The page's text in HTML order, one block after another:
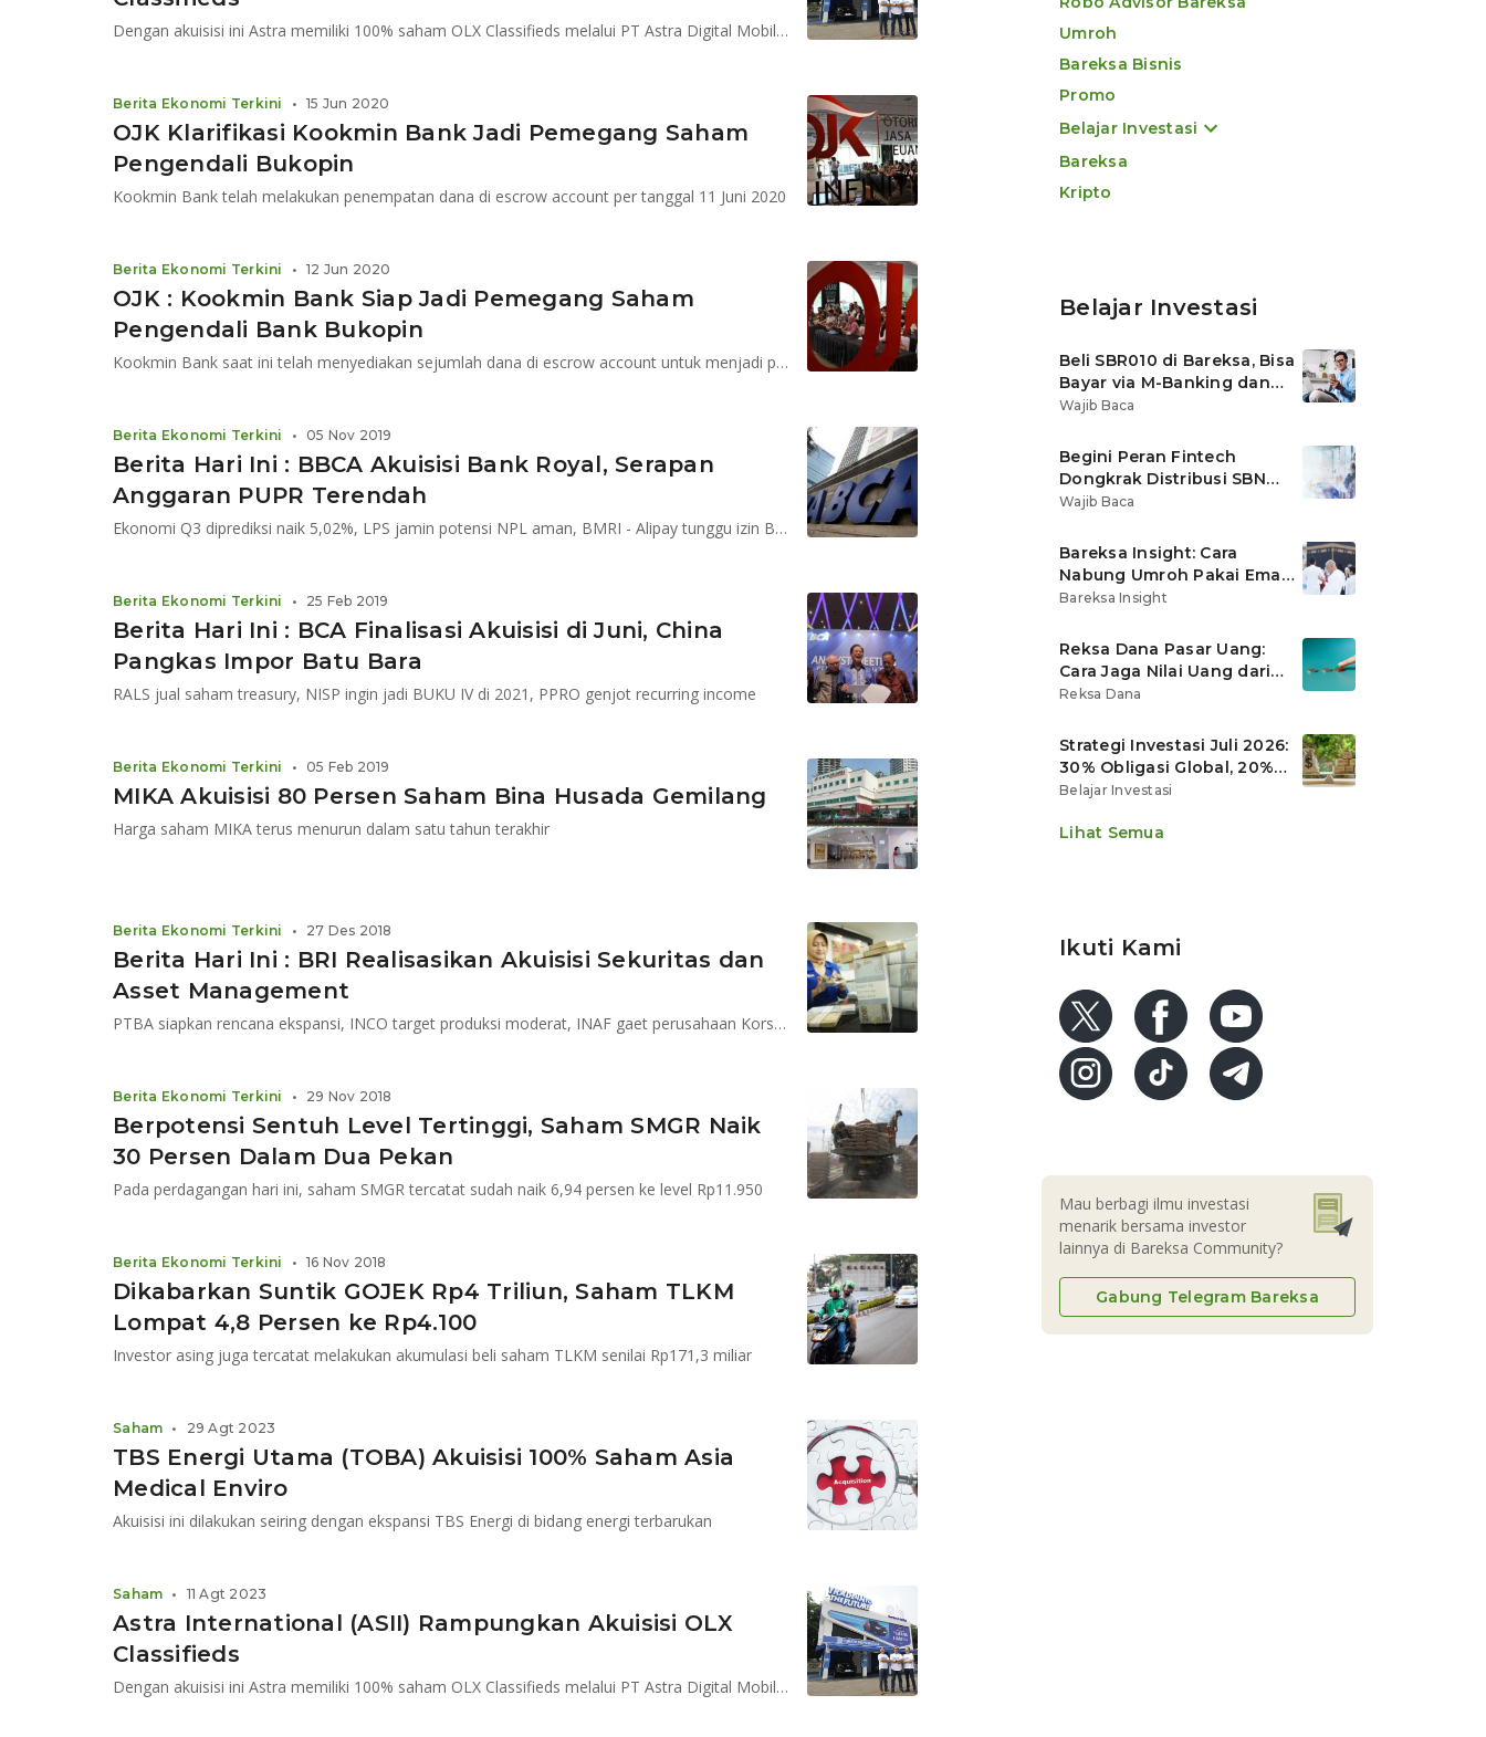
Dengan akuisisi ini Astra memiliki 100% saham OLX Classifieds melalui PT Astra Digital Mobil 99,98% dan PT Astra Digital Internasional 0,02%
OJK Klarifikasi Kookmin Bank Jadi Pemegang Saham
Pengendali Bukopin
Kookmin Bank telah melakukan penempatan dana di escrow account per tanggal 11 Juni 2020
Berita Ekonomi Terkini • 15 Jun 2020
OJK : Kookmin Bank Siap Jadi Pemegang Saham
Pengendali Bank Bukopin
Kookmin Bank saat ini telah menyediakan sejumlah dana di escrow account untuk menjadi pemegang saham pengendali
Berita Ekonomi Terkini • 12 Jun 2020
Berita Hari Ini : BBCA Akuisisi Bank Royal, Serapan
Anggaran PUPR Terendah
Ekonomi Q3 diprediksi naik 5,02%, LPS jamin potensi NPL aman, BMRI - Alipay tunggu izin BI, Satgas proses kasus MYRX
Berita Ekonomi Terkini • 05 Nov 2019
Berita Hari Ini : BCA Finalisasi Akuisisi di Juni, China
Pangkas Impor Batu Bara
RALS jual saham treasury, NISP ingin jadi BUKU IV di 2021, PPRO genjot recurring income
Berita Ekonomi Terkini • 25 Feb 2019
MIKA Akuisisi 80 Persen Saham Bina Husada Gemilang
Harga saham MIKA terus menurun dalam satu tahun terakhir
Berita Ekonomi Terkini • 05 Feb 2019
Berita Hari Ini : BRI Realisasikan Akuisisi Sekuritas dan
Asset Management
PTBA siapkan rencana ekspansi, INCO target produksi moderat, INAF gaet perusahaan Korsel bangun pabrik
Berita Ekonomi Terkini • 27 Des 2018
Berpotensi Sentuh Level Tertinggi, Saham SMGR Naik
30 Persen Dalam Dua Pekan
Pada perdagangan hari ini, saham SMGR tercatat sudah naik 6,94 persen ke level Rp11.950
Berita Ekonomi Terkini • 29 Nov 2018
Dikabarkan Suntik GOJEK Rp4 Triliun, Saham TLKM
Lompat 4,8 Persen ke Rp4.100
Investor asing juga tercatat melakukan akumulasi beli saham TLKM senilai Rp171,3 miliar
Berita Ekonomi Terkini • 16 Nov 2018
TBS Energi Utama (TOBA) Akuisisi 100% Saham Asia
Medical Enviro
Akuisisi ini dilakukan seiring dengan ekspansi TBS Energi di bidang energi terbarukan
Saham • 29 Agt 2023
Astra International (ASII) Rampungkan Akuisisi OLX
Classifieds
Dengan akuisisi ini Astra memiliki 100% saham OLX Classifieds melalui PT Astra Digital Mobil 99,98% dan PT Astra Digital Internasional 0,02%
Saham • 11 Agt 2023
Umroh
Bareksa Bisnis
Promo
Belajar Investasi
Bareksa
Kripto
Belajar Investasi
Beli SBR010 di Bareksa, Bisa
Bayar via M-Banking dan
OVO di Tokopedia
Wajib Baca
Begini Peran Fintech
Dongkrak Distribusi SBN
Ritel
Wajib Baca
Bareksa Insight: Cara
Nabung Umroh Pakai Emas
Digital agar Nilainya
Bareksa Insight
Reksa Dana Pasar Uang:
Cara Jaga Nilai Uang dari
Gerusan Inflasi
Reksa Dana
Strategi Investasi Juli 2026:
30% Obligasi Global, 20%
Emas, Saham Ekspor Jadi
Belajar Investasi
Lihat Semua
Ikuti Kami
Mau berbagi ilmu investasi
menarik bersama investor
lainnya di Bareksa Community?
Gabung Telegram Bareksa